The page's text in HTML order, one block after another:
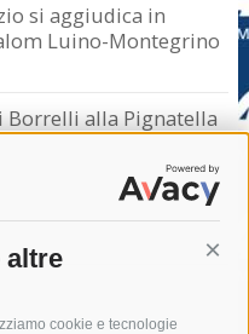
altre
cookie e tecnologie
si aggiudica in
Luino-Montegrino
Borrelli alla Pignatella